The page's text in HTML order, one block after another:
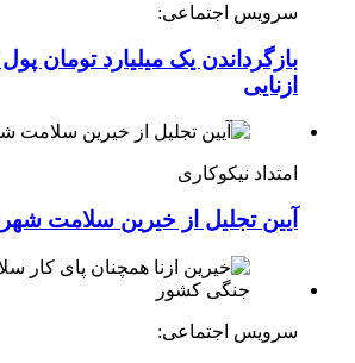
سرویس اجتماعی:
بازگرداندن یک میلیارد تومان
ازنایی
امتداد نیکوکاری
آیین تجلیل از خیرین سلامت
سرویس اجتماعی: